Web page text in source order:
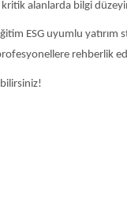
alanlarda bilgi
ESG uyumlu yatırım
rehberlik